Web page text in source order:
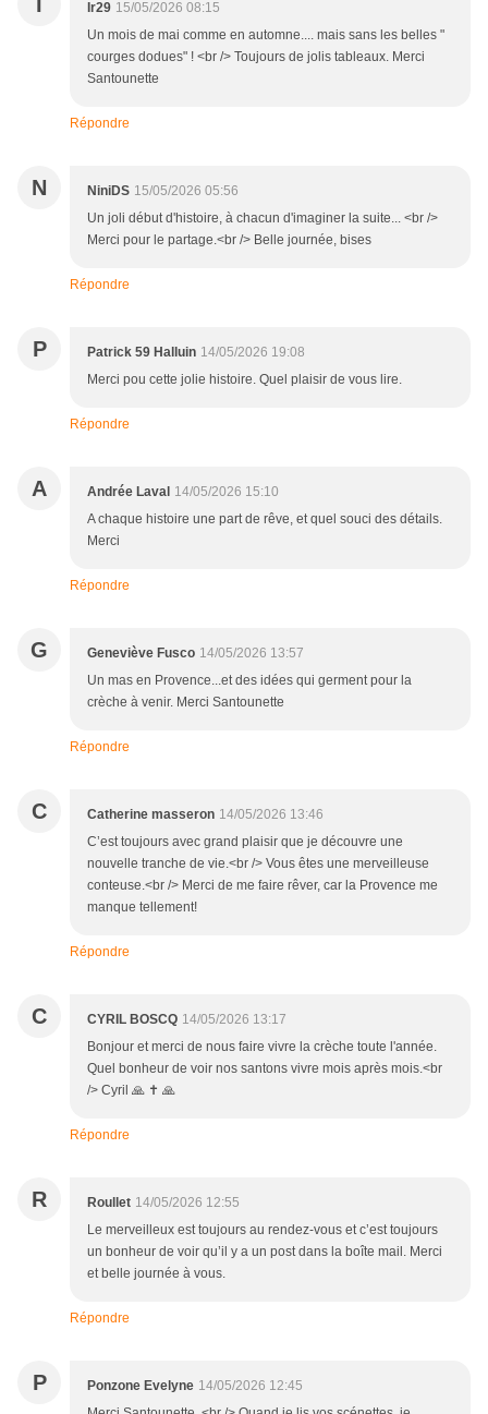
Ir29 15/05/2026 08:15
Un mois de mai comme en automne.... mais sans les belles "
courges dodues" ! <br /> Toujours de jolis tableaux. Merci
Santounette
Répondre
N NiniDS 15/05/2026 05:56
Un joli début d'histoire, à chacun d'imaginer la suite... <br />
Merci pour le partage.<br /> Belle journée, bises
Répondre
P Patrick 59 Halluin 14/05/2026 19:08
Merci pou cette jolie histoire. Quel plaisir de vous lire.
Répondre
A Andrée Laval 14/05/2026 15:10
A chaque histoire une part de rêve, et quel souci des détails.
Merci
Répondre
G Geneviève Fusco 14/05/2026 13:57
Un mas en Provence...et des idées qui germent pour la
crèche à venir. Merci Santounette
Répondre
C Catherine masseron 14/05/2026 13:46
C’est toujours avec grand plaisir que je découvre une
nouvelle tranche de vie.<br /> Vous êtes une merveilleuse
conteuse.<br /> Merci de me faire rêver, car la Provence me
manque tellement!
Répondre
C CYRIL BOSCQ 14/05/2026 13:17
Bonjour et merci de nous faire vivre la crèche toute l'année.
Quel bonheur de voir nos santons vivre mois après mois.<br
/> Cyril 🙏 ✝️ 🙏
Répondre
R Roullet 14/05/2026 12:55
Le merveilleux est toujours au rendez-vous et c’est toujours
un bonheur de voir qu’il y a un post dans la boîte mail. Merci
et belle journée à vous.
Répondre
P Ponzone Evelyne 14/05/2026 12:45